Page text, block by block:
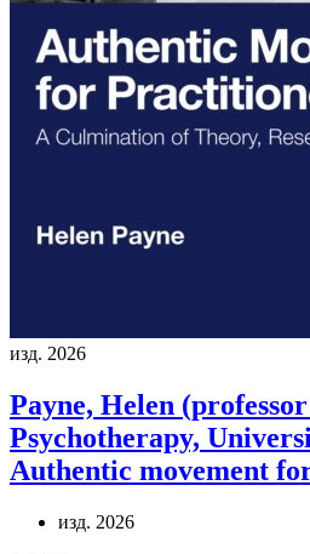
изд. 2026
Payne, Helen
Psychotherapy,
Authentic movement
изд. 2026